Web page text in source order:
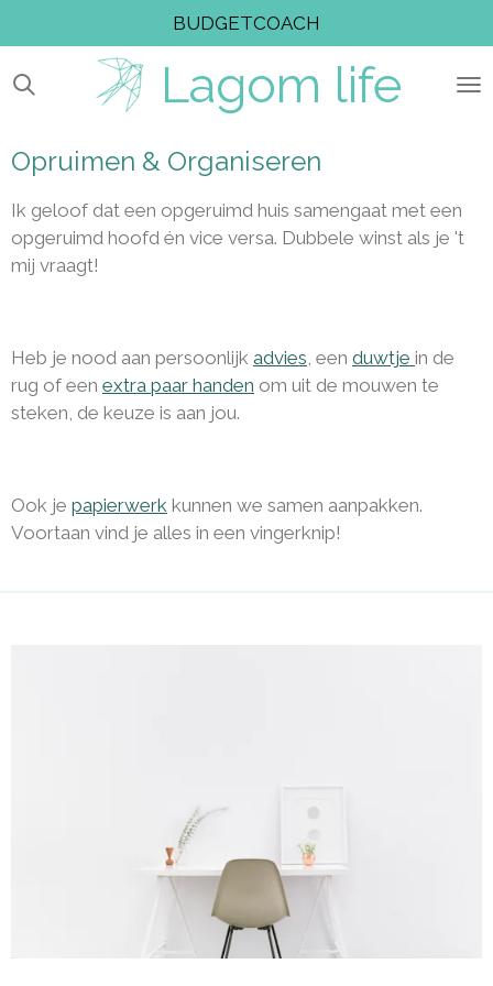
direct
naar
Lagom life
BUDGETCOACH
Opruimen & Organiseren
Ik geloof dat een opgeruimd huis samengaat met een
opgeruimd hoofd én vice versa. Dubbele winst als je 't
mij vraagt!
Heb je nood aan persoonlijk advies, een duwtje in de
rug of een extra paar handen om uit de mouwen te
steken, de keuze is aan jou.
Ook je papierwerk kunnen we samen aanpakken.
Voortaan vind je alles in een vingerknip!